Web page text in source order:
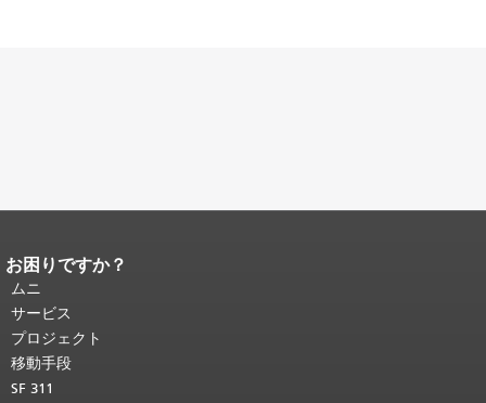
ページコンテンツの終わり。
ジの残りの部分はすべてのページで繰
り返されます。
頭に戻る。
お困りですか？
ムニ
サービス
プロジェクト
移動手段
SF 311